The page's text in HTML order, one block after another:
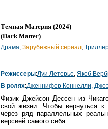
Темная Материя (2024)
(Dark Matter)
Драма, Зарубежный сериал,
Режиссеры:Луи Летерье, Якоб
В ролях:Дженнифер Коннелли,
Физик Джейсон Дессен из
свой жизни. Чтобы вернуться
через ряд параллельных
версией самого себя.